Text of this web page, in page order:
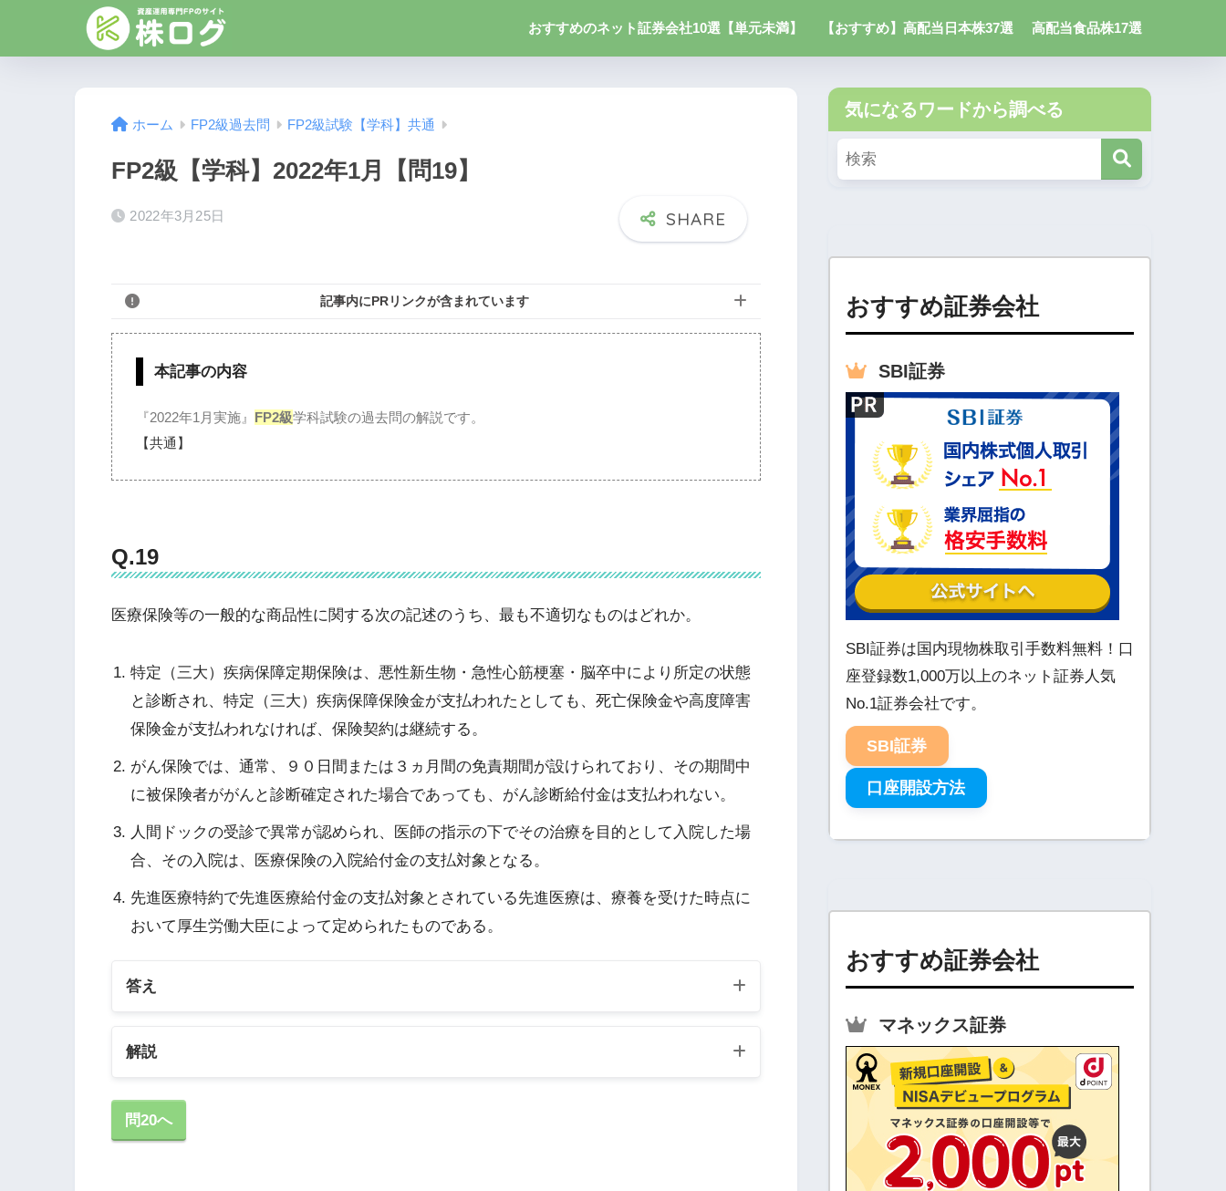
おすすめのネット証券会社10選【単元未満】 【おすすめ】高配当日本株37選 高配当食品株17選
ホーム FP2級過去問 FP2級試験【学科】共通
FP2級【学科】2022年1月【問19】
2022年3月25日
記事内にPRリンクが含まれています
本記事の内容
『2022年1月実施』 FP2級学科試験の過去問の解説です。
【共通】
Q.19
医療保険等の一般的な商品性に関する次の記述のうち、最も不適切なものはどれか。
特定（三大）疾病保障定期保険は、悪性新生物・急性心筋梗塞・脳卒中により所定の状態
と診断され、特定（三大）疾病保障保険金が支払われたとしても、死亡保険金や高度障害
保険金が支払われなければ、保険契約は継続する。
がん保険では、通常、９０日間または３ヵ月間の免責期間が設けられており、その期間中
に被保険者ががんと診断確定された場合であっても、がん診断給付金は支払われない。
人間ドックの受診で異常が認められ、医師の指示の下でその治療を目的として入院した場
合、その入院は、医療保険の入院給付金の支払対象となる。
先進医療特約で先進医療給付金の支払対象とされている先進医療は、療養を受けた時点に
おいて厚生労働大臣によって定められたものである。
答え
解説
1の解説
問20へ
気になるワードから調べる
おすすめ証券会社
SBI証券
SBI証券は国内現物株取引手数料無料！口
座登録数1,000万以上のネット証券人気
No.1証券会社です。
SBI証券
口座開設方法
おすすめ証券会社
マネックス証券